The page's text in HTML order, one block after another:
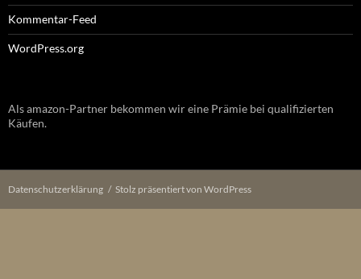
Kommentar-Feed
WordPress.org
Als amazon-Partner bekommen wir eine Prämie bei qualifizierten
Käufen.
Datenschutzerklärung Stolz präsentiert von WordPress